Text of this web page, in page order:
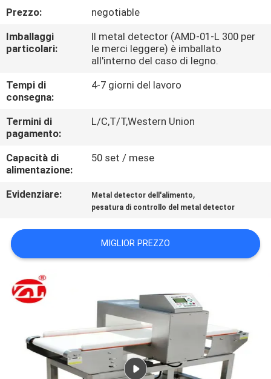
CONTROLLO
DI
QUALITÀ
CONTATTICI
NOTIZIE
RICHIEDA
UNA
VR
SHOW
SITEMAP
PRIVACY
POLICY
Prezzo:
negotiable
Imballaggi
particolari:
Il metal detector (AMD-01-L 300 per
le merci leggere) è imballato
all'interno del caso di legno.
Tempi di
consegna:
4-7 giorni del lavoro
Termini di
pagamento:
L/C,T/T,Western Union
Capacità di
alimentazione:
50 set / mese
Evidenziare: Metal detector dell'alimento,
pesatura di controllo del metal detector
MIGLIOR PREZZO